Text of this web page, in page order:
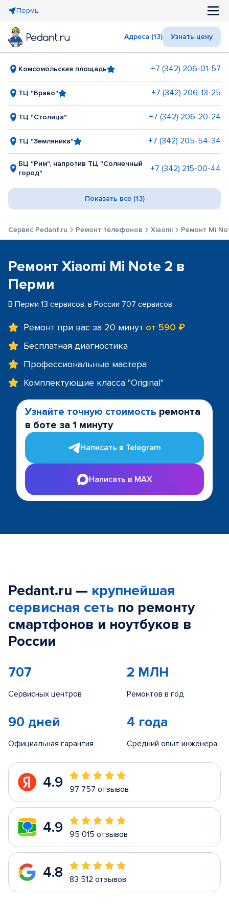
Пермь
Адреса (13) Узнать цену
Комсомольская площадь +7 (342) 206-01-57
ТЦ "Браво" +7 (342) 206-13-25
ТЦ "Столица" +7 (342) 206-20-24
ТЦ "Земляника" +7 (342) 205-54-34
БЦ "Рим", напротив ТЦ "Солнечный
город"
+7 (342) 215-00-44
Показать все (13)
Сервис Pedant.ru Ремонт телефонов Xiaomi Ремонт Mi
Ремонт Xiaomi Mi Note 2 в
Перми
В Перми 13 сервисов, в России 707 сервисов
Ремонт при вас за 20 минут от 590 ₽
Бесплатная диагностика
Профессиональные мастера
Комплектующие класса "Original"
Узнайте точную стоимость ремонта
в боте за 1 минуту
Написать в Telegram
Написать в MAX
Pedant.ru — крупнейшая
сервисная сеть по ремонту
смартфонов и ноутбуков в
России
707
Сервисных центров
2 МЛН
Ремонтов в год
90 дней
Официальная гарантия
4 года
Средний опыт инженера
4.9 97 757 отзывов
4.9 95 015 отзывов
4.8 83 512 отзывов